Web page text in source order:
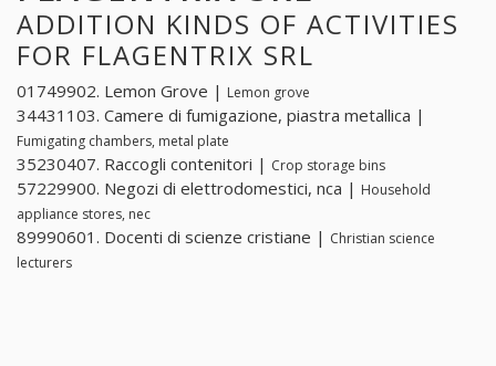
ADDITION KINDS OF ACTIVITIES
FOR FLAGENTRIX SRL
01749902. Lemon Grove | Lemon grove
34431103. Camere di fumigazione, piastra metallica |
Fumigating chambers, metal plate
35230407. Raccogli contenitori | Crop storage bins
57229900. Negozi di elettrodomestici, nca | Household
appliance stores, nec
89990601. Docenti di scienze cristiane | Christian science
lecturers